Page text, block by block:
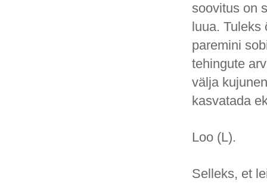
soovitus on
luua. Tuleks
paremini
tehingute
välja
kasvatada
Loo (L).
Selleks, et